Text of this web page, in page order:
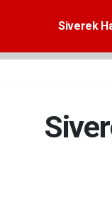
Siverek